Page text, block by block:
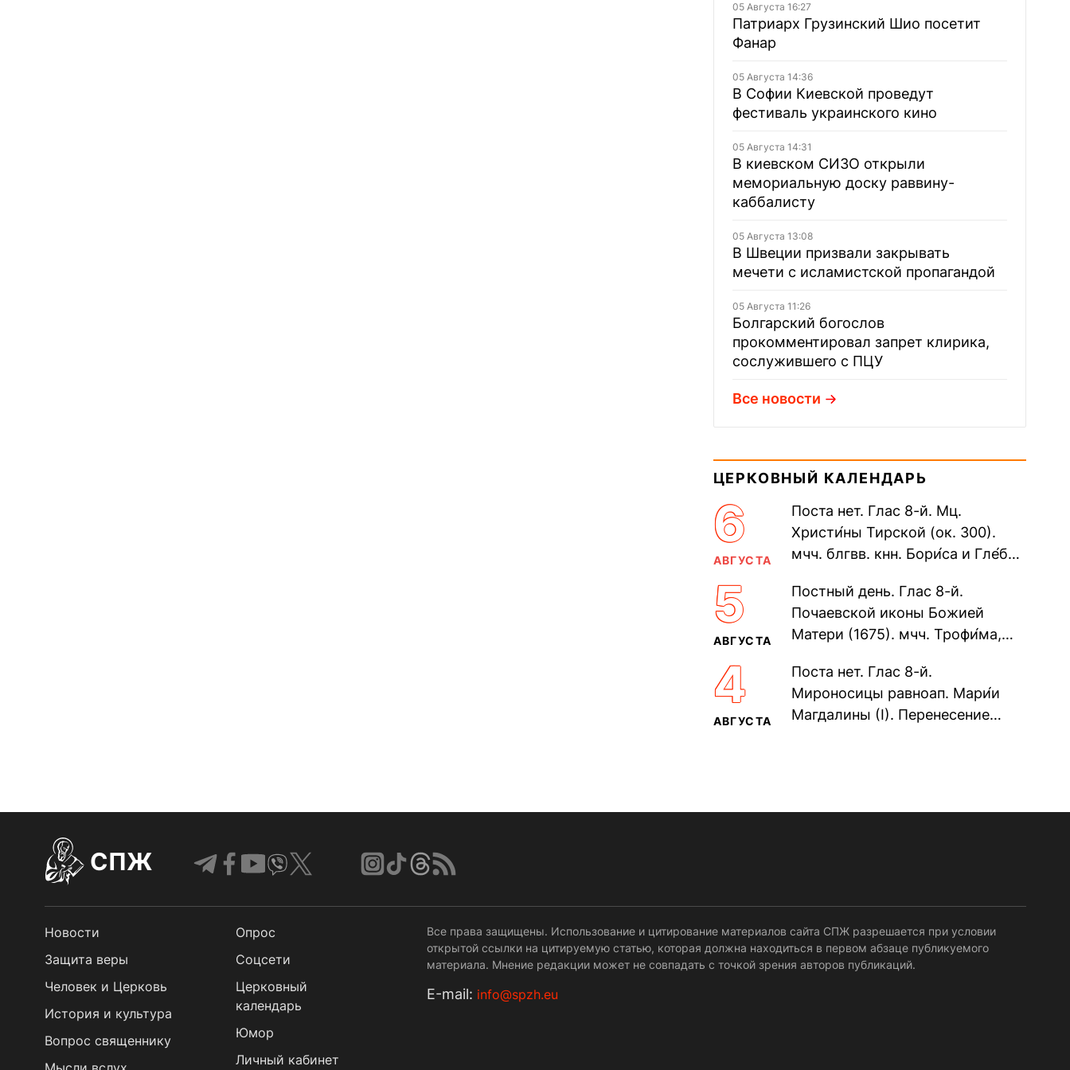
05 Августа 16:27
Патриарх Грузинский Шио посетит
Фанар
05 Августа 14:36
В Софии Киевской проведут
фестиваль украинского кино
05 Августа 14:31
В киевском СИЗО открыли
мемориальную доску раввину-
каббалисту
05 Августа 13:08
В Швеции призвали закрывать
мечети с исламистской пропагандой
05 Августа 11:26
Болгарский богослов
прокомментировал запрет клирика,
сослужившего с ПЦУ
Все новости
ЦЕРКОВНЫЙ КАЛЕНДАРЬ
6
АВГУСТА
Поста нет. Глас 8-й. Мц.
Христи́ны Тирской (ок. 300).
мчч. блгвв. кнн. Бори́са и Гле́ба,
Дави́да (1015). Прп....
5
АВГУСТА
Постный день. Глас 8-й.
Почаевской иконы Божией
Матери (1675). мчч. Трофи́ма,
мучеников (284–305). прав.
воина Фео́дора...
4
АВГУСТА
Поста нет. Глас 8-й.
Мироносицы равноап. Мари́и
Магдалины (I). Перенесение
СПЖ
Новости
Защита веры
Человек и Церковь
История и культура
Вопрос священнику
Опрос
Cоцсети
Церковный
календарь
Юмор
Личный кабинет
Все права защищены. Использование и цитирование материалов сайта СПЖ разрешается при условии
открытой ссылки на цитируемую статью, которая должна находиться в первом абзаце публикуемого
материала. Мнение редакции может не совпадать с точкой зрения авторов публикаций.
Е-mail: info@spzh.eu